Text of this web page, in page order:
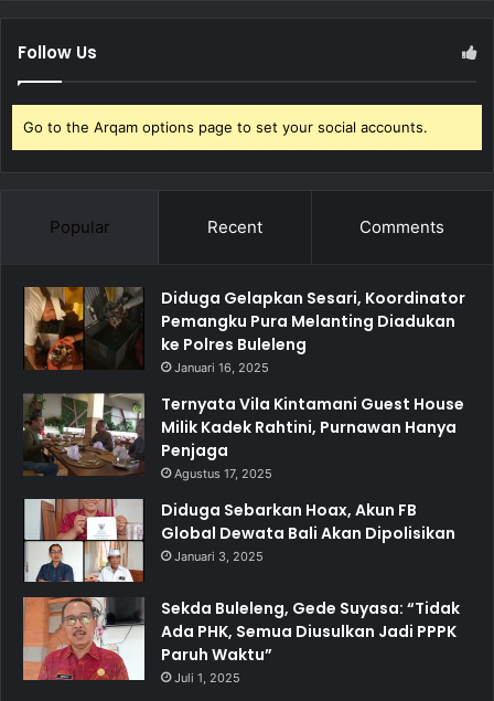
Follow Us
Go to the Arqam options page to set your social accounts.
Popular Recent Comments
Diduga Gelapkan Sesari, Koordinator
Pemangku Pura Melanting Diadukan
ke Polres Buleleng
Januari 16, 2025
Ternyata Vila Kintamani Guest House
Milik Kadek Rahtini, Purnawan Hanya
Penjaga
Agustus 17, 2025
Diduga Sebarkan Hoax, Akun FB
Global Dewata Bali Akan Dipolisikan
Januari 3, 2025
Sekda Buleleng, Gede Suyasa: “Tidak
Ada PHK, Semua Diusulkan Jadi PPPK
Paruh Waktu”
Juli 1, 2025